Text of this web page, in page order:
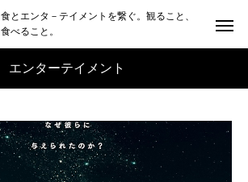
食とエンタ－テイメントを繋ぐ。観ること、
食べること。
エンターテイメント